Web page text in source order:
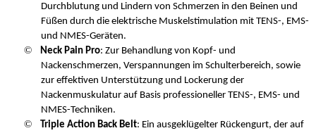
Durchblutung und Lindern von Schmerzen in den Beinen und
Füßen durch die elektrische Muskelstimulation mit TENS-, EMS-
und NMES-Geräten.
© Neck Pain Pro: Zur Behandlung von Kopf- und
Nackenschmerzen, Verspannungen im Schulterbereich, sowie
zur effektiven Unterstützung und Lockerung der
Nackenmuskulatur auf Basis professioneller TENS-, EMS- und
NMES-Techniken.
© Triple Action Back Belt: Ein ausgeklügelter Rückengurt, der auf